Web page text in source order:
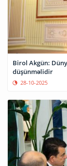
Birol Akgün:
düşünməlidir
28-10-2025